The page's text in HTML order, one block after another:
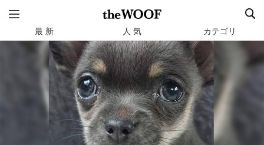
最 新 人 気 カテゴリ